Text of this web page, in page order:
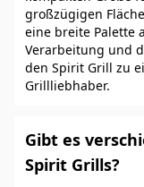
großzügigen
eine breite Palette
Verarbeitung und
den Spirit Grill zu
Grillliebhaber.
Gibt es
Spirit Grills?